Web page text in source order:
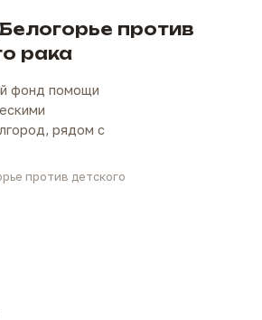
против
рака
фонд помощи
рядом с
против детского